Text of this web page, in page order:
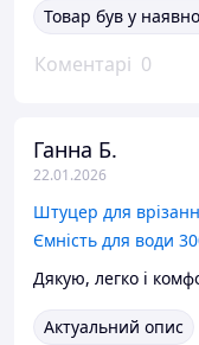
Товар був у
Коментарі 0
Ганна Б.
22.01.2026
Дякую, легко і
Актуальний опис